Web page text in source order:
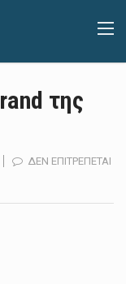
της
ΔΕΝ ΕΠΙΤΡΈΠΕΤΑΙ